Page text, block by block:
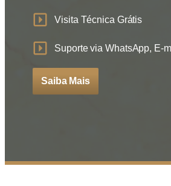
Visita Técnica Grátis
Suporte via WhatsApp, E-
Saiba Mais